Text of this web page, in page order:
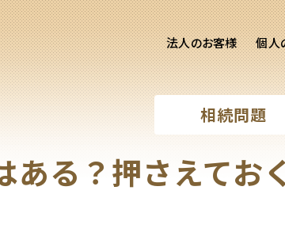
法人のお客様
人のお客様ご相談
労務専用
個人
個人のお客様ご相談
離婚問題
相続問題
ある？押さえてお